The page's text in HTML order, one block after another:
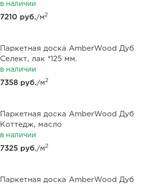
в наличии
7210 руб. /м2
Паркетная доска AmberWood Дуб
Селект, лак *125 мм.
в наличии
7358 руб. /м2
Паркетная доска AmberWood Дуб
Коттедж, масло
в наличии
7325 руб. /м2
Паркетная доска AmberWood Дуб